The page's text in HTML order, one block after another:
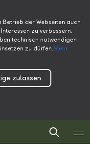
Betrieb der Webseiten auch
zu verbessern.
technisch notwendigen
zu dürfen.Mehr
zulassen